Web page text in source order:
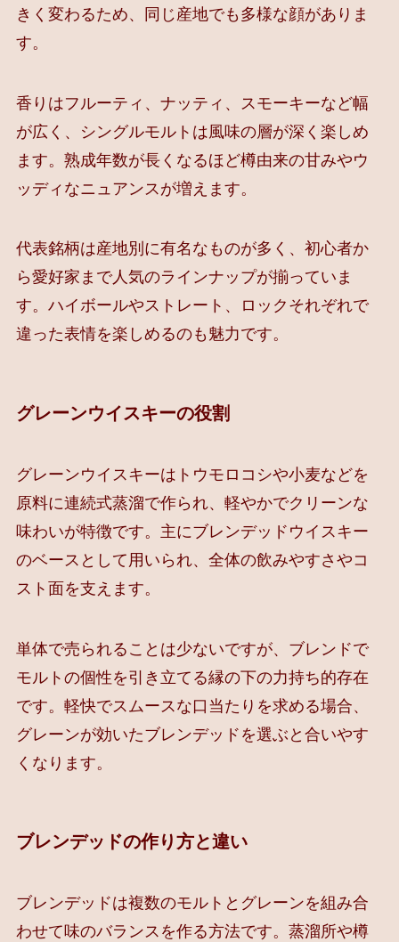
きく変わるため、同じ産地でも多様な顔がありま
す。
香りはフルーティ、ナッティ、スモーキーなど幅
が広く、シングルモルトは風味の層が深く楽しめ
ます。熟成年数が長くなるほど樽由来の甘みやウ
ッディなニュアンスが増えます。
代表銘柄は産地別に有名なものが多く、初心者か
ら愛好家まで人気のラインナップが揃っていま
す。ハイボールやストレート、ロックそれぞれで
違った表情を楽しめるのも魅力です。
グレーンウイスキーの役割
グレーンウイスキーはトウモロコシや小麦などを
原料に連続式蒸溜で作られ、軽やかでクリーンな
味わいが特徴です。主にブレンデッドウイスキー
のベースとして用いられ、全体の飲みやすさやコ
スト面を支えます。
単体で売られることは少ないですが、ブレンドで
モルトの個性を引き立てる縁の下の力持ち的存在
です。軽快でスムースな口当たりを求める場合、
グレーンが効いたブレンデッドを選ぶと合いやす
くなります。
ブレンデッドの作り方と違い
ブレンデッドは複数のモルトとグレーンを組み合
わせて味のバランスを作る方法です。蒸溜所や樽